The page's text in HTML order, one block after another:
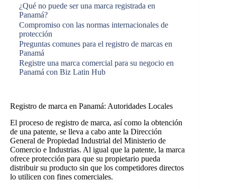
¿Qué no puede ser una marca registrada en
Panamá?
Compromiso con las normas internacionales de
protección
Preguntas comunes para el registro de marcas en
Panamá
Registre una marca comercial para su negocio en
Panamá con Biz Latin Hub
Registro de marca en Panamá: Autoridades Locales
El proceso de registro de marca, así como la obtención
de una patente, se lleva a cabo ante la Dirección
General de Propiedad Industrial del Ministerio de
Comercio e Industrias. Al igual que la patente, la marca
ofrece protección para que su propietario pueda
distribuir su producto sin que los competidores directos
lo utilicen con fines comerciales.